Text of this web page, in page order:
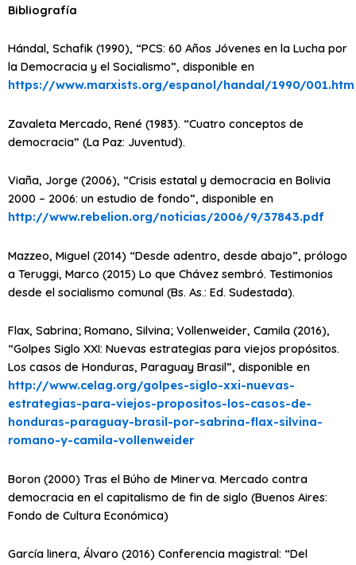
Bibliografía
Hándal, Schafik (1990), “PCS: 60 Años Jóvenes en la Lucha por
la Democracia y el Socialismo”, disponible en
https://www.marxists.org/espanol/handal/1990/001.htm
Zavaleta Mercado, René (1983). “Cuatro conceptos de
democracia” (La Paz: Juventud).
Viaña, Jorge (2006), “Crisis estatal y democracia en Bolivia
2000 – 2006: un estudio de fondo”, disponible en
http://www.rebelion.org/noticias/2006/9/37843.pdf
Mazzeo, Miguel (2014) “Desde adentro, desde abajo”, prólogo
a Teruggi, Marco (2015) Lo que Chávez sembró. Testimonios
desde el socialismo comunal (Bs. As.: Ed. Sudestada).
Flax, Sabrina; Romano, Silvina; Vollenweider, Camila (2016),
“Golpes Siglo XXI: Nuevas estrategias para viejos propósitos.
Los casos de Honduras, Paraguay Brasil”, disponible en
http://www.celag.org/golpes-siglo-xxi-nuevas-
estrategias-para-viejos-propositos-los-casos-de-
honduras-paraguay-brasil-por-sabrina-flax-silvina-
romano-y-camila-vollenweider
Boron (2000) Tras el Búho de Minerva. Mercado contra
democracia en el capitalismo de fin de siglo (Buenos Aires:
Fondo de Cultura Económica)
García linera, Álvaro (2016) Conferencia magistral: “Del